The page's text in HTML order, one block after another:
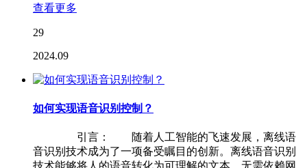
查看更多
29
2024.09
如何实现语音识别控制？
引言： 随着人工智能的飞速发展，离线语
音识别技术成为了一项备受瞩目的创新。离线语音识别